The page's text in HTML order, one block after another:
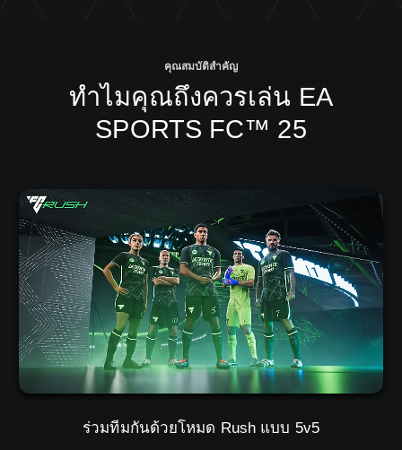
คุณสมบัติสำคัญ
ทำไมคุณถึงควรเล่น EA
SPORTS FC™ 25
ร่วมทีมกันด้วยโหมด Rush แบบ 5v5